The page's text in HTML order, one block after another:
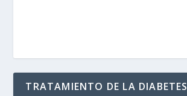
TRATAMIENTO DE LA DIABETES